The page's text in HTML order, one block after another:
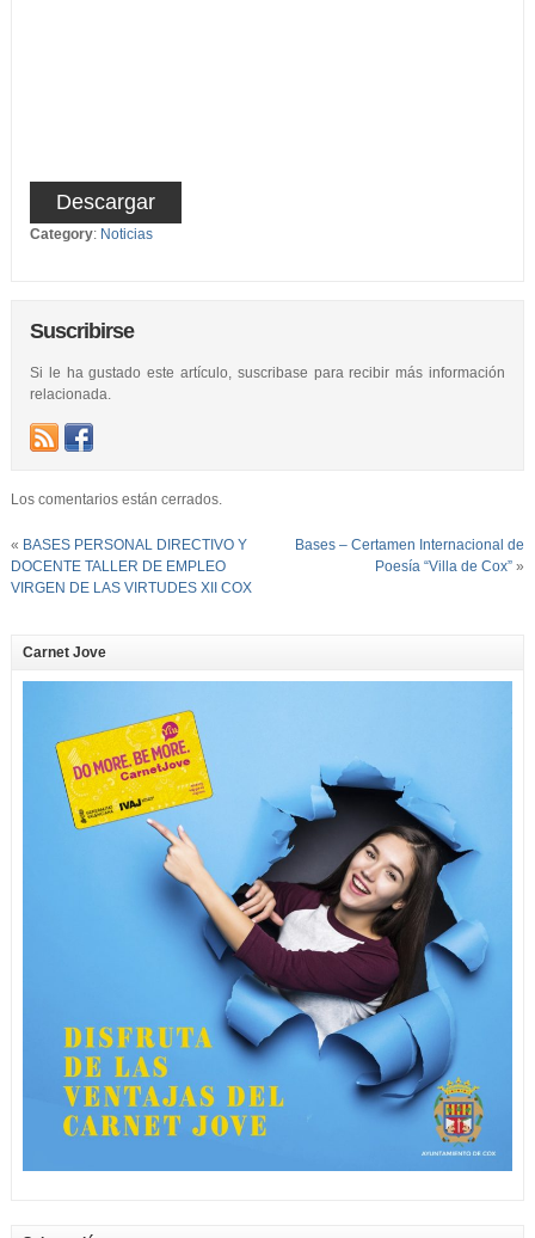
Descargar
Category: Noticias
Suscribirse
Si le ha gustado este artículo, suscribase para recibir más información
relacionada.
Los comentarios están cerrados.
« BASES PERSONAL DIRECTIVO Y
DOCENTE TALLER DE EMPLEO
VIRGEN DE LAS VIRTUDES XII COX
Bases – Certamen Internacional de
Poesía “Villa de Cox” »
Carnet Jove